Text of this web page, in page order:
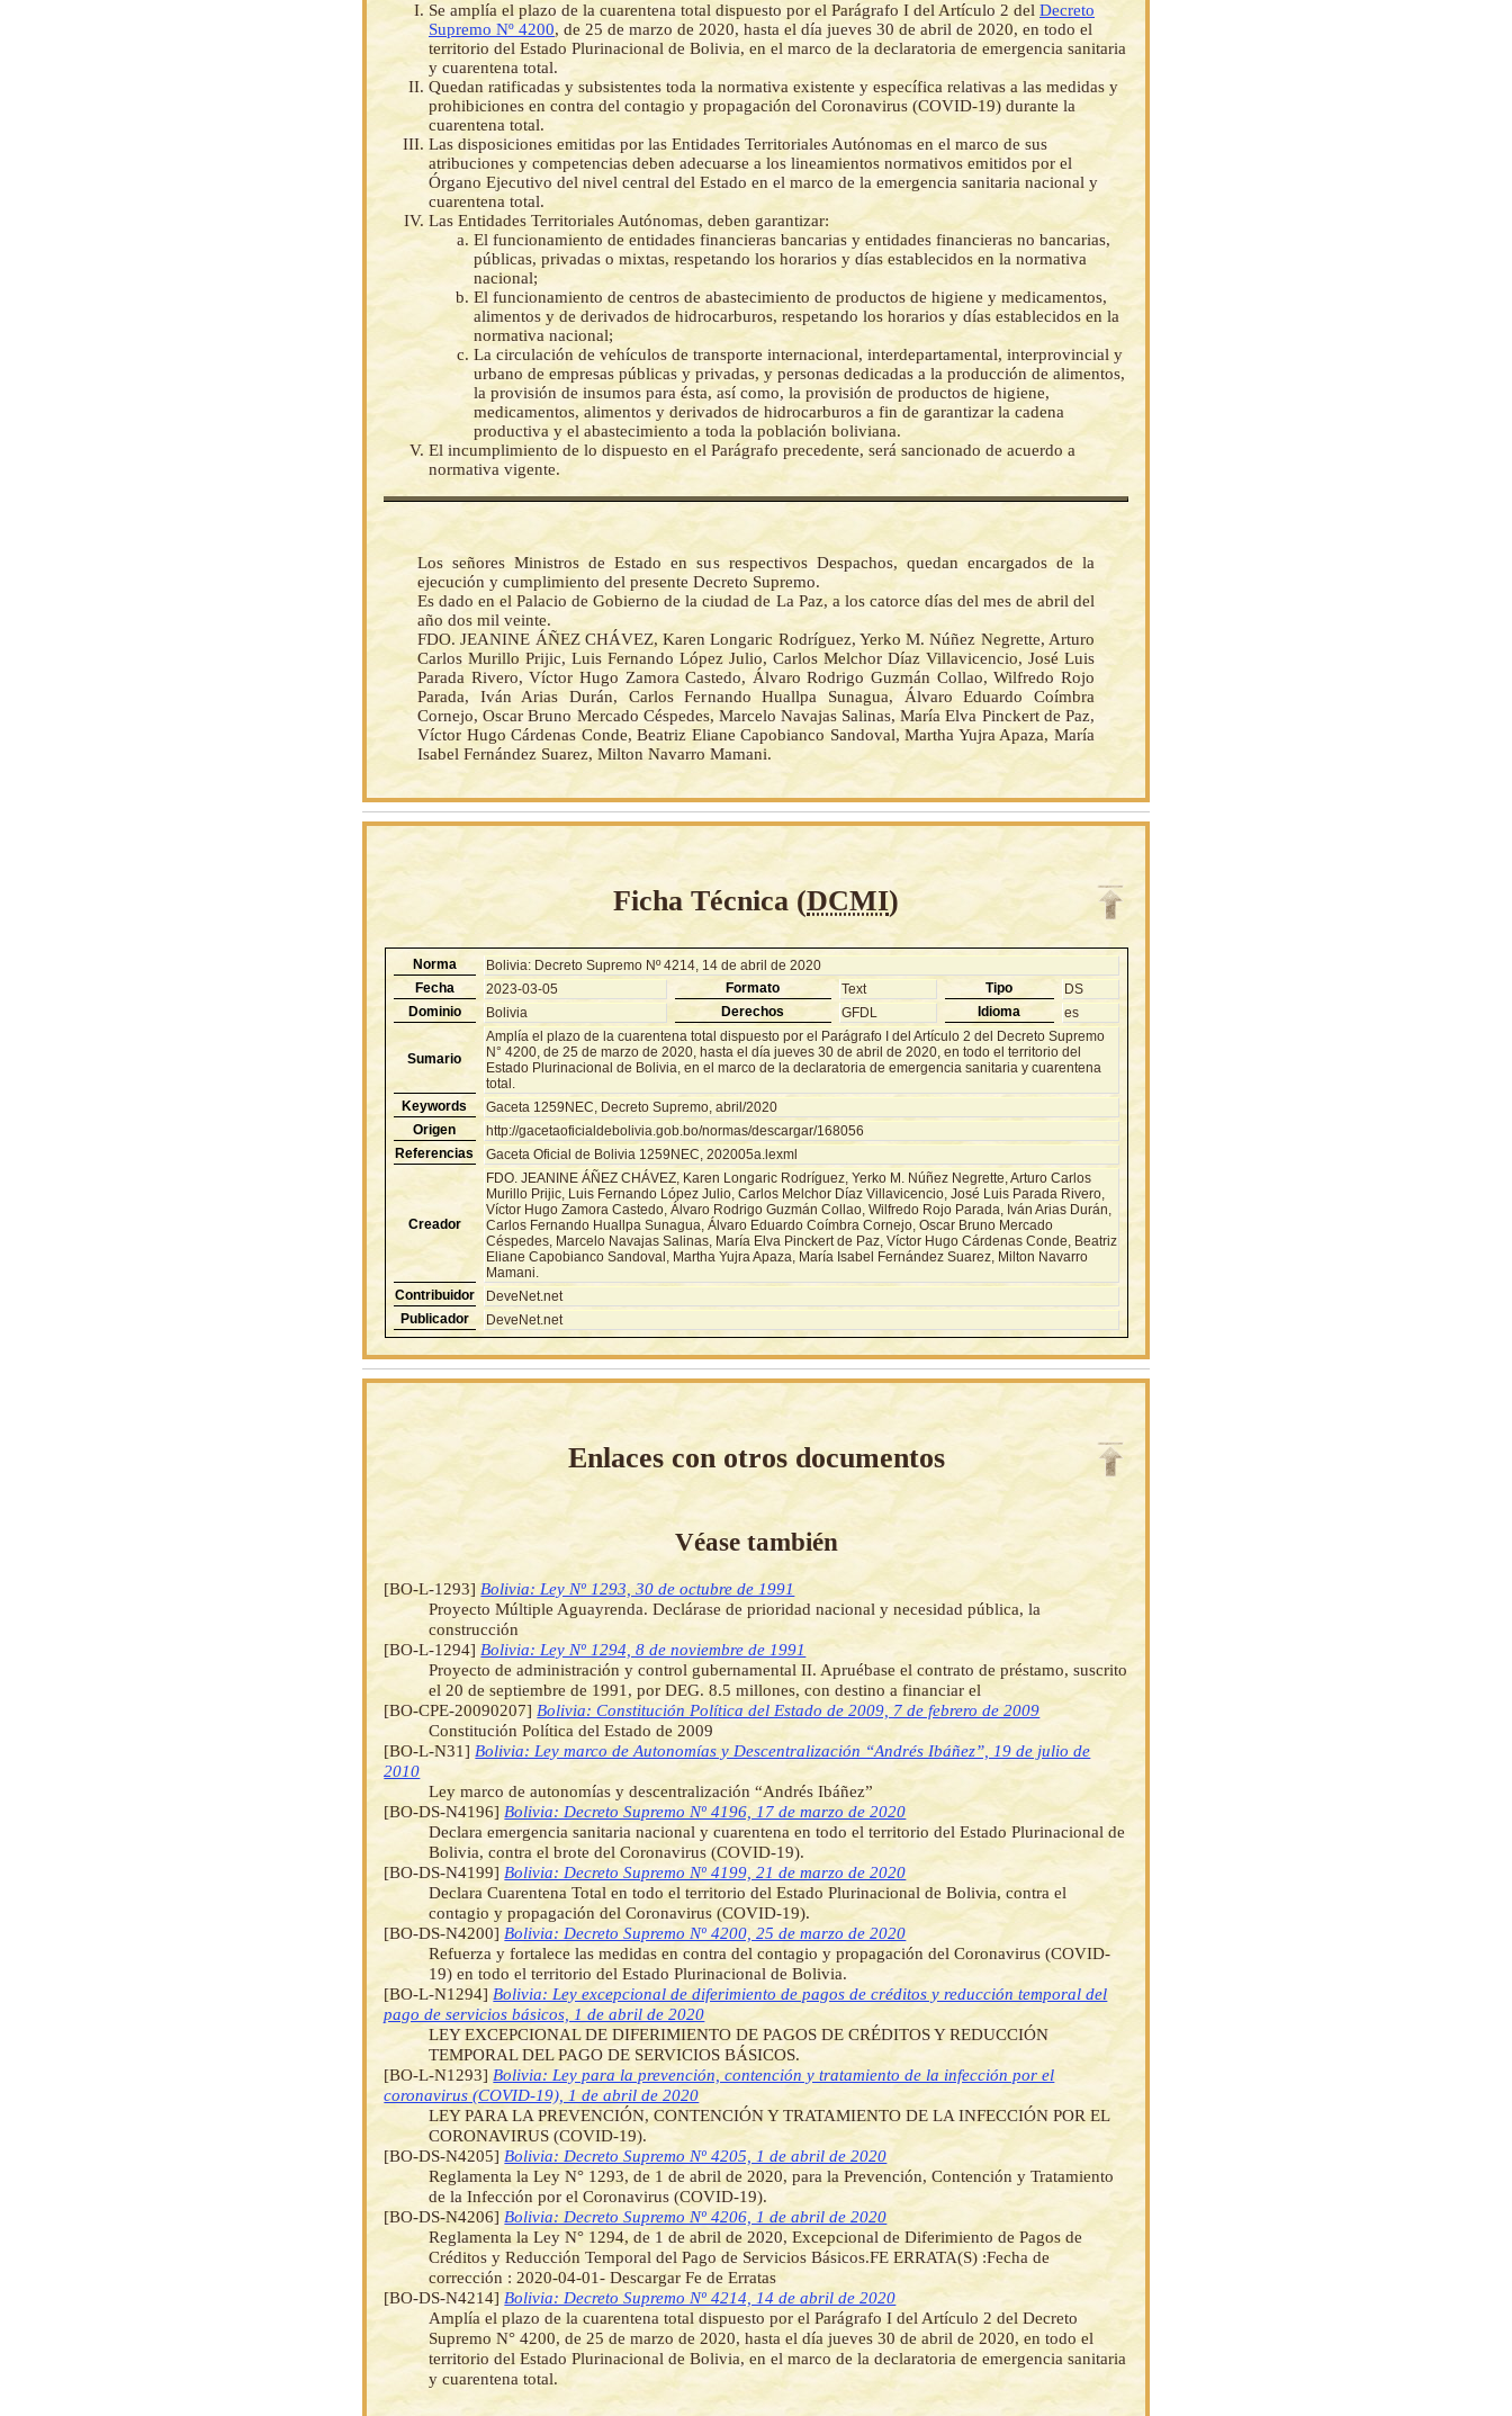
Se amplía el plazo de la cuarentena total dispuesto por el Parágrafo I del Artículo 2 del Decreto
Supremo Nº 4200, de 25 de marzo de 2020, hasta el día jueves 30 de abril de 2020, en todo el
territorio del Estado Plurinacional de Bolivia, en el marco de la declaratoria de emergencia sanitaria
y cuarentena total.
Quedan ratificadas y subsistentes toda la normativa existente y específica relativas a las medidas y
prohibiciones en contra del contagio y propagación del Coronavirus (COVID-19) durante la
cuarentena total.
Las disposiciones emitidas por las Entidades Territoriales Autónomas en el marco de sus
atribuciones y competencias deben adecuarse a los lineamientos normativos emitidos por el
Órgano Ejecutivo del nivel central del Estado en el marco de la emergencia sanitaria nacional y
cuarentena total.
Las Entidades Territoriales Autónomas, deben garantizar:
El funcionamiento de entidades financieras bancarias y entidades financieras no bancarias,
públicas, privadas o mixtas, respetando los horarios y días establecidos en la normativa
nacional;
El funcionamiento de centros de abastecimiento de productos de higiene y medicamentos,
alimentos y de derivados de hidrocarburos, respetando los horarios y días establecidos en la
normativa nacional;
La circulación de vehículos de transporte internacional, interdepartamental, interprovincial y
urbano de empresas públicas y privadas, y personas dedicadas a la producción de alimentos,
la provisión de insumos para ésta, así como, la provisión de productos de higiene,
medicamentos, alimentos y derivados de hidrocarburos a fin de garantizar la cadena
productiva y el abastecimiento a toda la población boliviana.
El incumplimiento de lo dispuesto en el Parágrafo precedente, será sancionado de acuerdo a
normativa vigente.
Los señores Ministros de Estado en sus respectivos Despachos, quedan encargados de la
ejecución y cumplimiento del presente Decreto Supremo.
Es dado en el Palacio de Gobierno de la ciudad de La Paz, a los catorce días del mes de abril del
año dos mil veinte.
FDO. JEANINE ÁÑEZ CHÁVEZ, Karen Longaric Rodríguez, Yerko M. Núñez Negrette, Arturo
Carlos Murillo Prijic, Luis Fernando López Julio, Carlos Melchor Díaz Villavicencio, José Luis
Parada Rivero, Víctor Hugo Zamora Castedo, Álvaro Rodrigo Guzmán Collao, Wilfredo Rojo
Parada, Iván Arias Durán, Carlos Fernando Huallpa Sunagua, Álvaro Eduardo Coímbra
Cornejo, Oscar Bruno Mercado Céspedes, Marcelo Navajas Salinas, María Elva Pinckert de Paz,
Víctor Hugo Cárdenas Conde, Beatriz Eliane Capobianco Sandoval, Martha Yujra Apaza, María
Isabel Fernández Suarez, Milton Navarro Mamani.
Ficha Técnica (DCMI)
Norma
Bolivia: Decreto Supremo Nº 4214, 14 de abril de 2020
Fecha
2023-03-05 Formato Text Tipo
DS
Dominio
Bolivia Derechos GFDL Idioma es
Sumario
Amplía el plazo de la cuarentena total dispuesto por el Parágrafo I del Artículo 2 del Decreto Supremo
N° 4200, de 25 de marzo de 2020, hasta el día jueves 30 de abril de 2020, en todo el territorio del
Estado Plurinacional de Bolivia, en el marco de la declaratoria de emergencia sanitaria y cuarentena
total.
Keywords
Gaceta 1259NEC, Decreto Supremo, abril/2020
Origen
http://gacetaoficialdebolivia.gob.bo/normas/descargar/168056
Referencias
Gaceta Oficial de Bolivia 1259NEC, 202005a.lexml
Creador
FDO. JEANINE ÁÑEZ CHÁVEZ, Karen Longaric Rodríguez, Yerko M. Núñez Negrette, Arturo Carlos
Murillo Prijic, Luis Fernando López Julio, Carlos Melchor Díaz Villavicencio, José Luis Parada Rivero,
Víctor Hugo Zamora Castedo, Álvaro Rodrigo Guzmán Collao, Wilfredo Rojo Parada, Iván Arias Durán,
Carlos Fernando Huallpa Sunagua, Álvaro Eduardo Coímbra Cornejo, Oscar Bruno Mercado
Céspedes, Marcelo Navajas Salinas, María Elva Pinckert de Paz, Víctor Hugo Cárdenas Conde, Beatriz
Eliane Capobianco Sandoval, Martha Yujra Apaza, María Isabel Fernández Suarez, Milton Navarro
Mamani.
Contribuidor
DeveNet.net
Publicador
DeveNet.net
Enlaces con otros documentos
Véase también
[BO-L-1293] Bolivia: Ley Nº 1293, 30 de octubre de 1991
Proyecto Múltiple Aguayrenda. Declárase de prioridad nacional y necesidad pública, la
construcción
[BO-L-1294] Bolivia: Ley Nº 1294, 8 de noviembre de 1991
Proyecto de administración y control gubernamental II. Apruébase el contrato de préstamo, suscrito
el 20 de septiembre de 1991, por DEG. 8.5 millones, con destino a financiar el
[BO-CPE-20090207] Bolivia: Constitución Política del Estado de 2009, 7 de febrero de 2009
Constitución Política del Estado de 2009
[BO-L-N31] Bolivia: Ley marco de Autonomías y Descentralización “Andrés Ibáñez”, 19 de julio de
2010
Ley marco de autonomías y descentralización “Andrés Ibáñez”
[BO-DS-N4196] Bolivia: Decreto Supremo Nº 4196, 17 de marzo de 2020
Declara emergencia sanitaria nacional y cuarentena en todo el territorio del Estado Plurinacional de
Bolivia, contra el brote del Coronavirus (COVID-19).
[BO-DS-N4199] Bolivia: Decreto Supremo Nº 4199, 21 de marzo de 2020
Declara Cuarentena Total en todo el territorio del Estado Plurinacional de Bolivia, contra el
contagio y propagación del Coronavirus (COVID-19).
[BO-DS-N4200] Bolivia: Decreto Supremo Nº 4200, 25 de marzo de 2020
Refuerza y fortalece las medidas en contra del contagio y propagación del Coronavirus (COVID-
19) en todo el territorio del Estado Plurinacional de Bolivia.
[BO-L-N1294] Bolivia: Ley excepcional de diferimiento de pagos de créditos y reducción temporal del
pago de servicios básicos, 1 de abril de 2020
LEY EXCEPCIONAL DE DIFERIMIENTO DE PAGOS DE CRÉDITOS Y REDUCCIÓN
TEMPORAL DEL PAGO DE SERVICIOS BÁSICOS.
[BO-L-N1293] Bolivia: Ley para la prevención, contención y tratamiento de la infección por el
coronavirus (COVID-19), 1 de abril de 2020
LEY PARA LA PREVENCIÓN, CONTENCIÓN Y TRATAMIENTO DE LA INFECCIÓN POR EL
CORONAVIRUS (COVID-19).
[BO-DS-N4205] Bolivia: Decreto Supremo Nº 4205, 1 de abril de 2020
Reglamenta la Ley N° 1293, de 1 de abril de 2020, para la Prevención, Contención y Tratamiento
de la Infección por el Coronavirus (COVID-19).
[BO-DS-N4206] Bolivia: Decreto Supremo Nº 4206, 1 de abril de 2020
Reglamenta la Ley N° 1294, de 1 de abril de 2020, Excepcional de Diferimiento de Pagos de
Créditos y Reducción Temporal del Pago de Servicios Básicos.FE ERRATA(S) :Fecha de
corrección : 2020-04-01- Descargar Fe de Erratas
[BO-DS-N4214] Bolivia: Decreto Supremo Nº 4214, 14 de abril de 2020
Amplía el plazo de la cuarentena total dispuesto por el Parágrafo I del Artículo 2 del Decreto
Supremo N° 4200, de 25 de marzo de 2020, hasta el día jueves 30 de abril de 2020, en todo el
territorio del Estado Plurinacional de Bolivia, en el marco de la declaratoria de emergencia sanitaria
y cuarentena total.